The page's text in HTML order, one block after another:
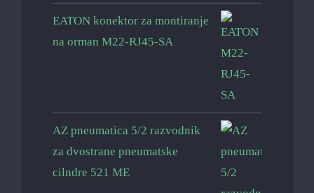
EATON konektor za montiranje
na orman M22-RJ45-SA
AZ pneumatica 5/2 razvodnik
za dvostrane pneumatske
cilndre 521 ME